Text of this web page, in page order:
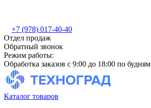
+7 (978) 017-40-40
Отдел продаж
Обратный звонок
Режим работы:
Обработка заказов с 9:00 до 18:00 по будням
Каталог товаров